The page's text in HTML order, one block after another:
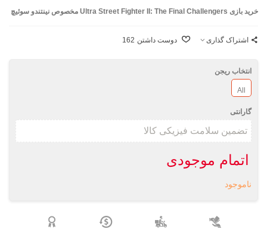
خرید بازی Ultra Street Fighter II: The Final Challengers مخصوص نینتندو سوئیچ
اشتراک گذاری دوست داشتن 162
انتخاب ریجن
All
گارانتی
اتمام موجودی
ناموجود